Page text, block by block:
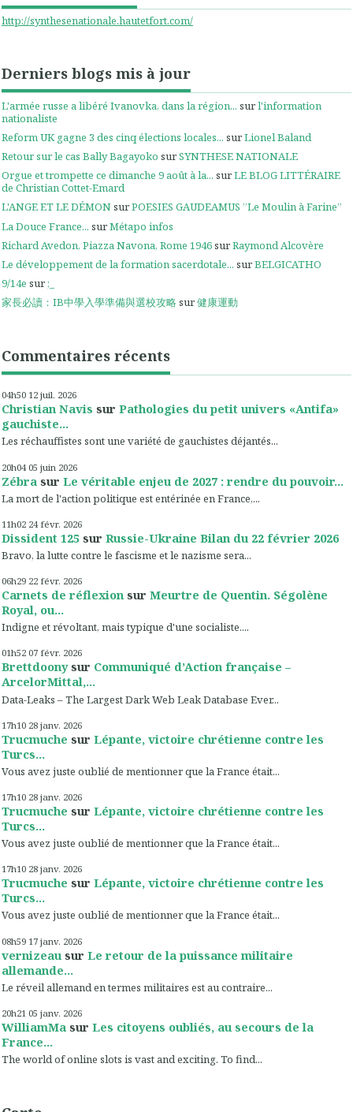
http://synthesenationale.hautetfort.com/
Derniers blogs mis à jour
L'armée russe a libéré Ivanovka, dans la région... surl'information
nationaliste
Reform UK gagne 3 des cinq élections locales... surLionel Baland
Retour sur le cas Bally Bagayoko surSYNTHESE NATIONALE
Orgue et trompette ce dimanche 9 août à la... surLE BLOG LITTÉRAIRE
de Christian Cottet-Emard
L'ANGE ET LE DÉMONsurPOESIES GAUDEAMUS ”Le Moulin à Farine”
La Douce France... surMétapo infos
Richard Avedon, Piazza Navona, Rome 1946surRaymond Alcovère
Le développement de la formation sacerdotale... surBELGICATHO
9/14e sur;_
家長必讀：IB中學入學準備與選校攻略 sur健康運動
Commentaires récents
04h50 12 juil. 2026
Christian Navis sur Pathologies du petit univers «Antifa»
gauchiste...
Les réchauffistes sont une variété de gauchistes déjantés...
20h04 05 juin 2026
Zébra sur Le véritable enjeu de 2027 : rendre du pouvoir...
La mort de l'action politique est entérinée en France,...
11h02 24 févr. 2026
Dissident 125 sur Russie-Ukraine Bilan du 22 février 2026
Bravo, la lutte contre le fascisme et le nazisme sera...
06h29 22 févr. 2026
Carnets de réflexion sur Meurtre de Quentin. Ségolène
Royal, ou...
Indigne et révoltant, mais typique d'une socialiste....
01h52 07 févr. 2026
Brettdoonysur Communiqué d’Action française –
ArcelorMittal,...
Data-Leaks – The Largest Dark Web Leak Database Ever...
17h10 28 janv. 2026
Trucmuche sur Lépante, victoire chrétienne contre les
Turcs...
Vous avez juste oublié de mentionner que la France était...
17h10 28 janv. 2026
Trucmuche sur Lépante, victoire chrétienne contre les
Turcs...
Vous avez juste oublié de mentionner que la France était...
17h10 28 janv. 2026
Trucmuche sur Lépante, victoire chrétienne contre les
Turcs...
Vous avez juste oublié de mentionner que la France était...
08h59 17 janv. 2026
vernizeau sur Le retour de la puissance militaire
allemande...
Le réveil allemand en termes militaires est au contraire...
20h21 05 janv. 2026
WilliamMa sur Les citoyens oubliés, au secours de la
France...
The world of online slots is vast and exciting. To find...